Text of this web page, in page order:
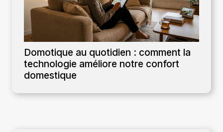
Domotique au quotidien : comment la
technologie améliore notre confort
domestique